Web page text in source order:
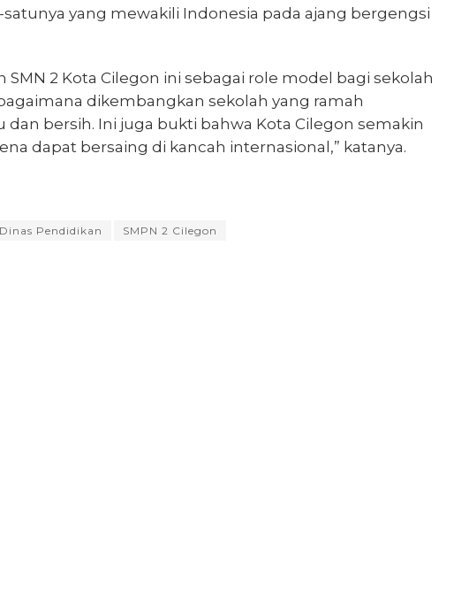
satunya yang mewakili Indonesia pada ajang bergengsi
SMN 2 Kota Cilegon ini sebagai role model bagi sekolah
dikembangkan sekolah yang ramah
dan bersih. Ini juga bukti bahwa Kota Cilegon semakin
dapat bersaing di kancah internasional,” katanya.
Dinas Pendidikan SMPN 2 Cilegon